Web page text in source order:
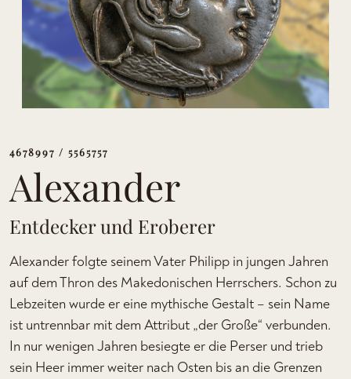
4678997 / 5565757
Alexander
Entdecker und Eroberer
Alexander folgte seinem Vater Philipp in jungen Jahren
auf dem Thron des Makedonischen Herrschers. Schon zu
Lebzeiten wurde er eine mythische Gestalt – sein Name
ist untrennbar mit dem Attribut „der Große“ verbunden.
In nur wenigen Jahren besiegte er die Perser und trieb
sein Heer immer weiter nach Osten bis an die Grenzen